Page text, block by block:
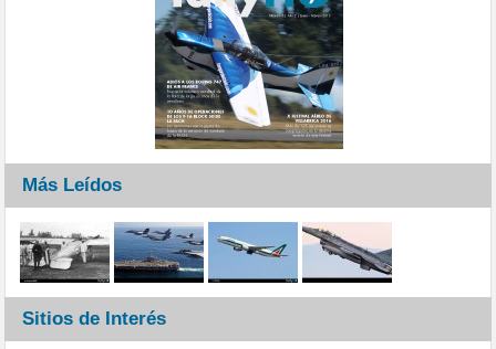
Más Leídos
Sitios de Interés